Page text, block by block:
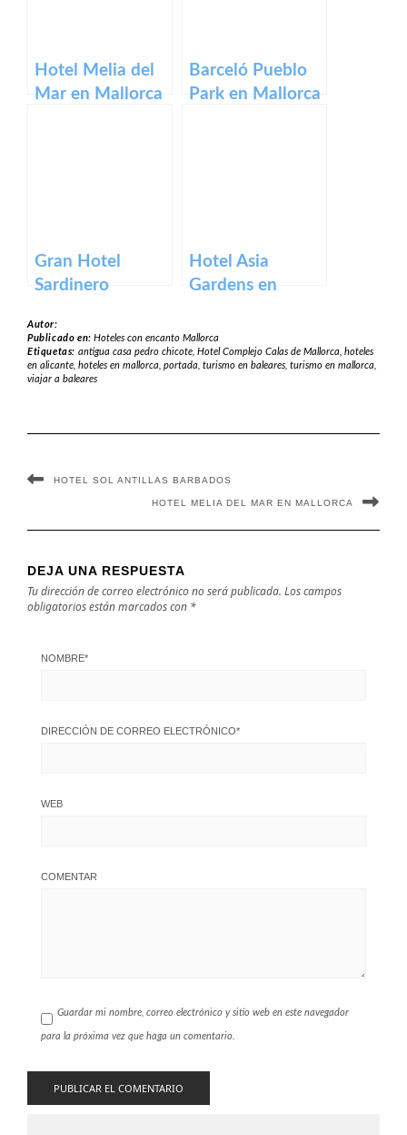
Hotel Melia del
Mar en Mallorca
Barceló Pueblo
Park en Mallorca
Gran Hotel
Sardinero
Hotel Asia
Gardens en
Autor:
Publicado en:Hoteles con encanto Mallorca
Etiquetas: antigua casa pedro chicote, Hotel Complejo Calas de Mallorca, hoteles
en alicante, hoteles en mallorca, portada, turismo en baleares, turismo en mallorca,
viajar a baleares
HOTEL SOL ANTILLAS BARBADOS
HOTEL MELIA DEL MAR EN MALLORCA
DEJA UNA RESPUESTA
Tu dirección de correo electrónico no será publicada. Los campos
obligatorios están marcados con *
NOMBRE*
DIRECCIÓN DE CORREO ELECTRÓNICO*
WEB
COMENTAR
Guardar mi nombre, correo electrónico y sitio web en este navegador
para la próxima vez que haga un comentario.